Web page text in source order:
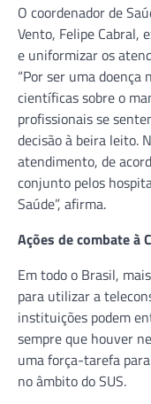
O coordenador de
Vento, Felipe Cabral,
e uniformizar os
“Por ser uma doença
científicas sobre o
profissionais se
decisão à beira leito.
atendimento, de
conjunto pelos
Saúde”, afirma.
Ações de combate à
Em todo o Brasil,
para utilizar a
instituições podem
sempre que houver
uma força-tarefa
no âmbito do SUS.